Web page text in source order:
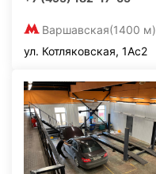
Варшавская(1400 м)
ул. Котляковская, 1Ас2